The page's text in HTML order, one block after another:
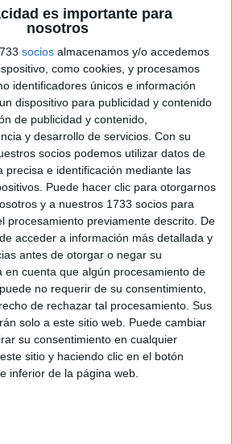
es importante para
nosotros
socios almacenamos y/o accedemos
como cookies, y procesamos
identificadores únicos e información
dispositivo para publicidad y contenido
de publicidad y contenido,
y desarrollo de servicios. Con su
socios podemos utilizar datos de
precisa e identificación mediante las
Puede hacer clic para otorgarnos
y a nuestros 1733 socios para
procesamiento previamente descrito. De
acceder a información más detallada y
antes de otorgar o negar su
en cuenta que algún procesamiento de
no requerir de su consentimiento,
de rechazar tal procesamiento. Sus
solo a este sitio web. Puede cambiar
su consentimiento en cualquier
sitio y haciendo clic en el botón
inferior de la página web.
para descargar el